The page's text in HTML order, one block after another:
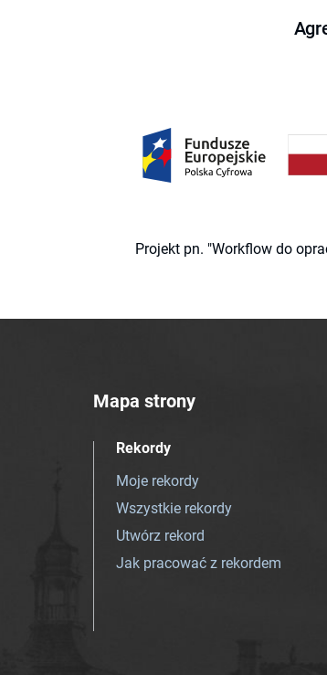
Projekt pn. "Workflow do
Mapa strony
Rekordy
Moje rekordy
Wszystkie rekordy
Utwórz rekord
Jak pracować z rekordem